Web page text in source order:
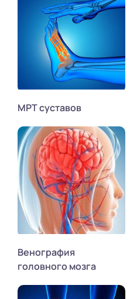
МРТ суставов
Венография
головного мозга